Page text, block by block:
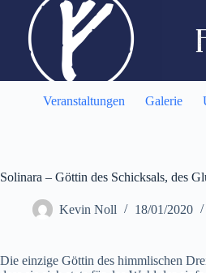
springen
Veranstaltungen Galerie
Solinara – Göttin des Schicksals, des
Kevin Noll 18/01/2020
Die einzige Göttin des himmlischen